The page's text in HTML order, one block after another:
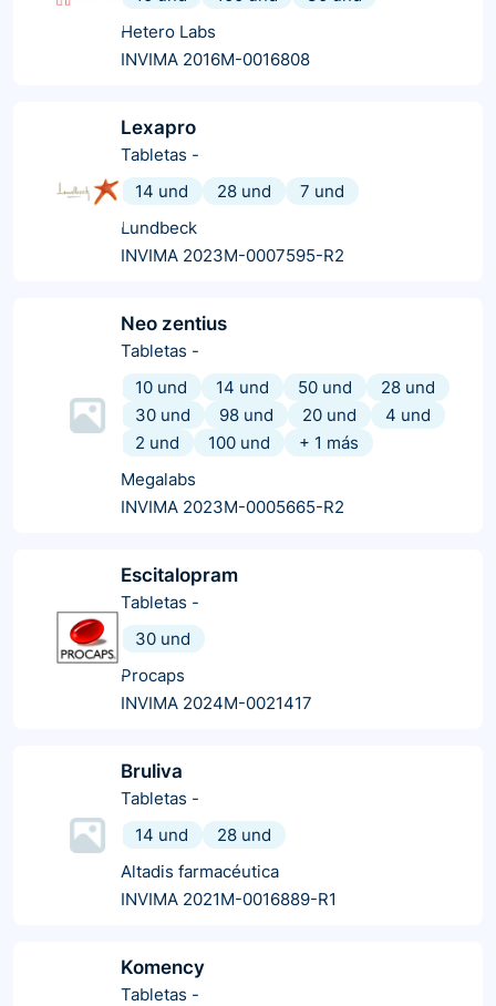
Hetero Labs
INVIMA 2016M-0016808
Lexapro
Tabletas -
14 und
28 und
7 und
Lundbeck
INVIMA 2023M-0007595-R2
Neo zentius
Tabletas -
10 und
14 und 50 und
28 und
30 und
98 und 20 und
4 und
2 und
100 und + 1 más
Megalabs
INVIMA 2023M-0005665-R2
Escitalopram
Tabletas -
30 und
Procaps
INVIMA 2024M-0021417
Bruliva
Tabletas -
14 und
28 und
Altadis farmacéutica
INVIMA 2021M-0016889-R1
Komency
Tabletas -